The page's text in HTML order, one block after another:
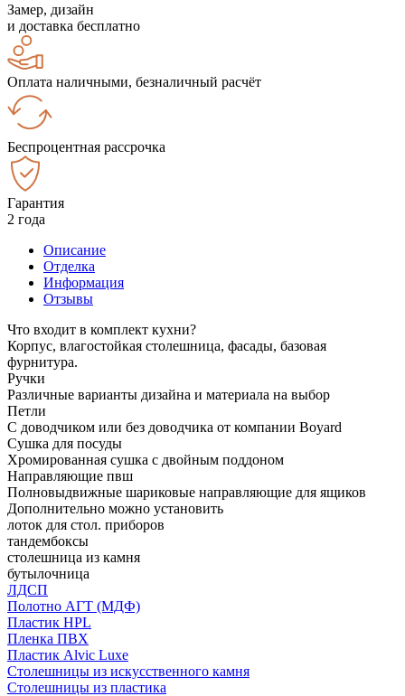
Замер, дизайн
и доставка бесплатно
Оплата наличными, безналичный расчёт
Беспроцентная рассрочка
Гарантия
2 года
Описание
Отделка
Информация
Отзывы
Что входит в комплект кухни?
Корпус, влагостойкая столешница, фасады, базовая
фурнитура.
Ручки
Различные варианты дизайна и материала на выбор
Петли
С доводчиком или без доводчика от компании Boyard
Сушка для посуды
Хромированная сушка с двойным поддоном
Направляющие пвш
Полновыдвижные шариковые направляющие для ящиков
Дополнительно можно установить
лоток для стол. приборов
тандембоксы
столешница из камня
бутылочница
ЛДСП
Полотно АГТ (МДФ)
Пластик HPL
Пленка ПВХ
Пластик Alvic Luxe
Столешницы из искусственного камня
Столешницы из пластика